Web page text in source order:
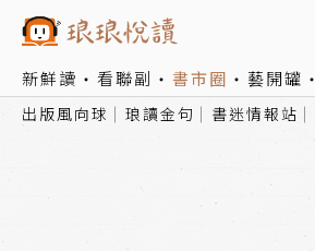
新鮮讀 看聯副 書市圈 藝開罐
出版風向球 琅讀金句 書迷情報站